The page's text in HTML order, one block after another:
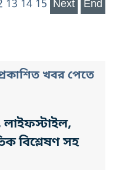
13 14 15 Next End
খবর পেতে
লাইফস্টাইল,
বিশ্লেষণ সহ